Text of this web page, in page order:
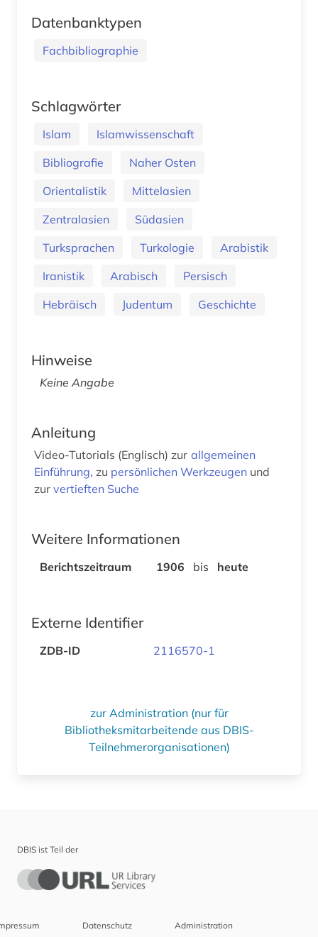
Datenbanktypen
Fachbibliographie
Schlagwörter
Islam
Islamwissenschaft
Bibliografie
Naher Osten
Orientalistik
Mittelasien
Zentralasien
Südasien
Turksprachen
Turkologie
Arabistik
Iranistik
Arabisch
Persisch
Hebräisch
Judentum Geschichte
Hinweise
Keine Angabe
Anleitung
Video-Tutorials (Englisch) zur allgemeinen
Einführung, zu persönlichen Werkzeugen und
zur vertieften Suche
Weitere Informationen
Berichtszeitraum 1906 bis heute
Externe Identifier
ZDB-ID 2116570-1
zur Administration (nur für
Bibliotheksmitarbeitende aus DBIS-
Teilnehmerorganisationen)
DBIS ist Teil der
Datenschutz Administration